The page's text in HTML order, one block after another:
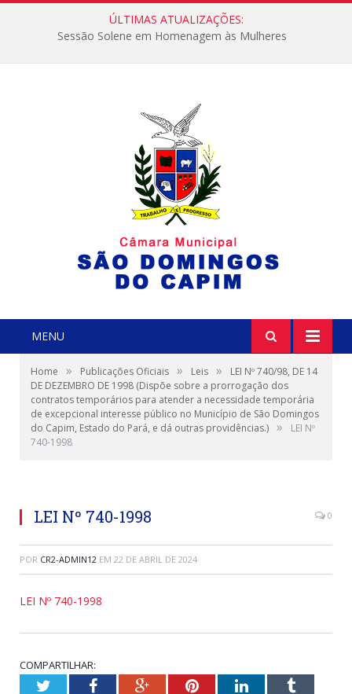
ÚLTIMAS ATUALIZAÇÕES:
Sessão Solene em Homenagem às Mulheres
MENU
Home » Publicações Oficiais » Leis »
LEI Nº 740/98, DE 14
DE DEZEMBRO DE 1998 (Dispõe sobre a prorrogação dos
contratos temporários para atender a necessidade temporária
de excepcional interesse público no Município de São Domingos
do Capim, Estado do Pará, e dá outras providências.) »
LEI Nº
740-1998
LEI Nº 740-1998 0
POR CR2-ADMIN12 EM 22 DE ABRIL DE 2024
LEI Nº 740-1998
COMPARTILHAR:
TwitterFacebookGoogle+PinterestLinkedInTumblr